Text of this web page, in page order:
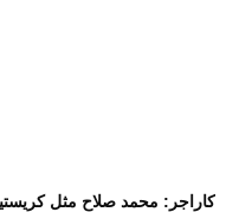
كاراجر: محمد صلاح مثل